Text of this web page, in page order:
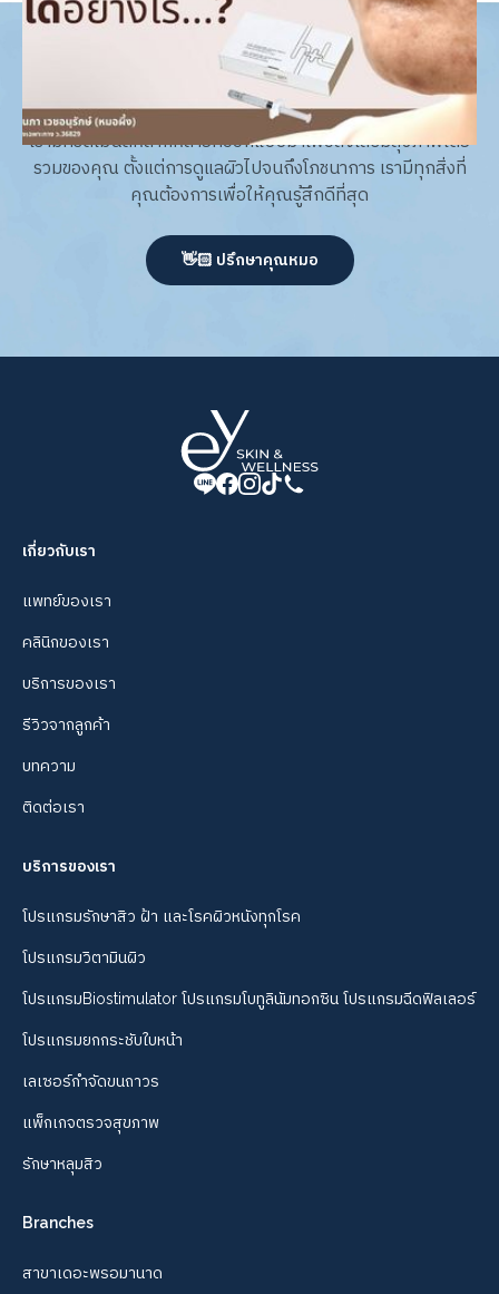
acne & acne scar expert
เรามีทรีตเมนต์หลากหลายที่ออกแบบมาเพื่อส่งเสริมสุขภาพโดย
รวมของคุณ ตั้งแต่การดูแลผิวไปจนถึงโภชนาการ เรามีทุกสิ่งที่
คุณต้องการเพื่อให้คุณรู้สึกดีที่สุด
👋🏻 ปรึกษาคุณหมอ
เกี่ยวกับเรา
แพทย์ของเรา
คลินิกของเรา
บริการของเรา
รีวิวจากลูกค้า
บทความ
ติดต่อเรา
บริการของเรา
โปรแกรมรักษาสิว ฝ้า และโรคผิวหนังทุกโรค
โปรแกรมวิตามินผิว
โปรแกรมBiostimulator โปรแกรมโบทูลินัมทอกซิน โปรแกรมฉีดฟิลเลอร์
โปรแกรมยกกระชับใบหน้า
เลเซอร์กำจัดขนถาวร
แพ็กเกจตรวจสุขภาพ
รักษาหลุมสิว
Branches
สาขาเดอะพรอมานาด